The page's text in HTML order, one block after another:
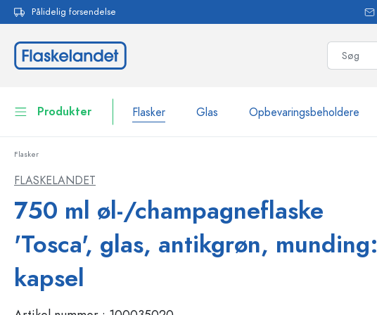
Gå til hovednavigation
Pålidelig forsendelse
Produkter Flasker Glas Opbevaringsbeholdere
Bordservice
Flasker efter mærke
WECK-flasker
Flasker
FLASKELANDET
750 ml øl-/champagneflaske
'Tosca', glas, antikgrøn, munding:
kapsel